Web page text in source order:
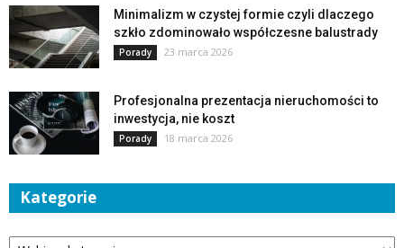
Minimalizm w czystej formie czyli dlaczego
szkło zdominowało współczesne balustrady
Porady 23 marca 2026
Profesjonalna prezentacja nieruchomości to
inwestycja, nie koszt
Porady 18 marca 2026
Kategorie
Kategorie